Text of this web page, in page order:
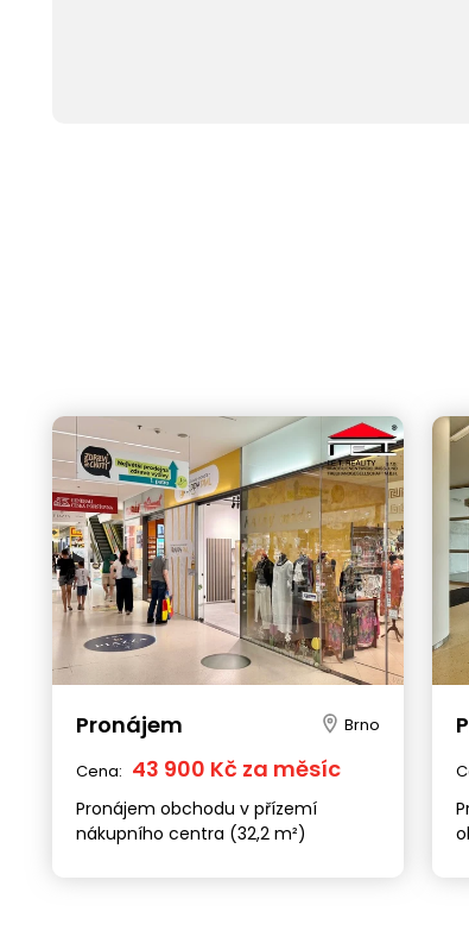
Pronájem Brno
Cena: 43 900 Kč za měsíc
Pronájem obchodu v přízemí
nákupního centra (32,2 m²)